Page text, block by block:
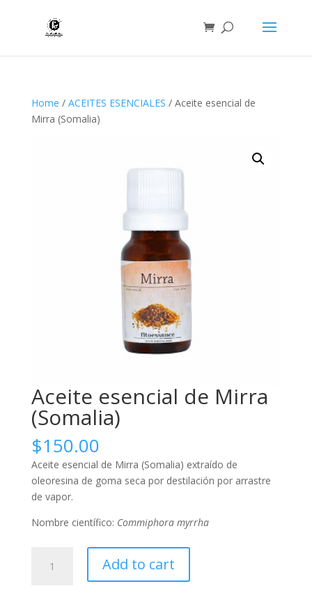
Home / ACEITES ESENCIALES / Aceite esencial de
Mirra (Somalia)
Aceite esencial de Mirra
(Somalia)
$150.00
Aceite esencial de Mirra (Somalia) extraído de
oleoresina de goma seca por destilación por arrastre
de vapor.
Nombre científico: Commiphora myrrha
esencial
Add to cart